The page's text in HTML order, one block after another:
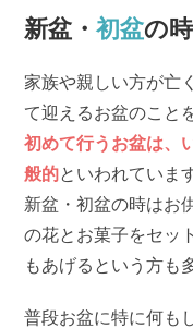
新盆・初盆の
家族や親しい方が亡
て迎えるお盆のこと
初めて行うお盆は、
般的といわれていま
新盆・初盆の時はお
の花とお菓子をセッ
もあげるという方も
普段お盆に特に何も